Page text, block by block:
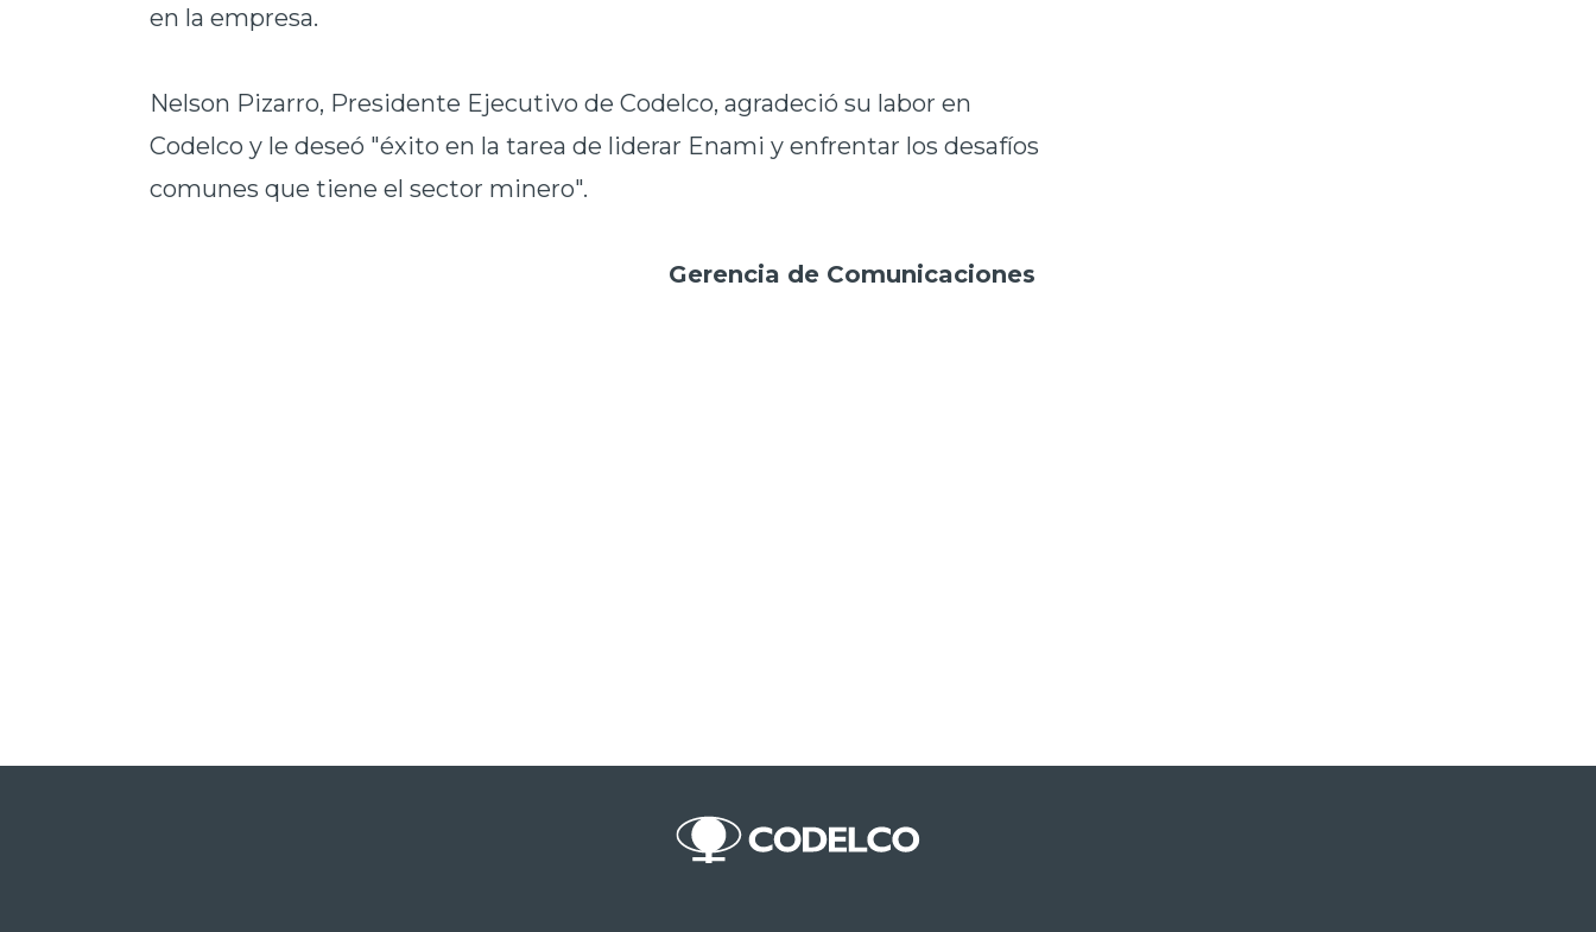
en la empresa.
Nelson Pizarro, Presidente Ejecutivo de Codelco, agradeció su labor en
Codelco y le deseó "éxito en la tarea de liderar Enami y enfrentar los desafíos
comunes que tiene el sector minero".
Gerencia de Comunicaciones